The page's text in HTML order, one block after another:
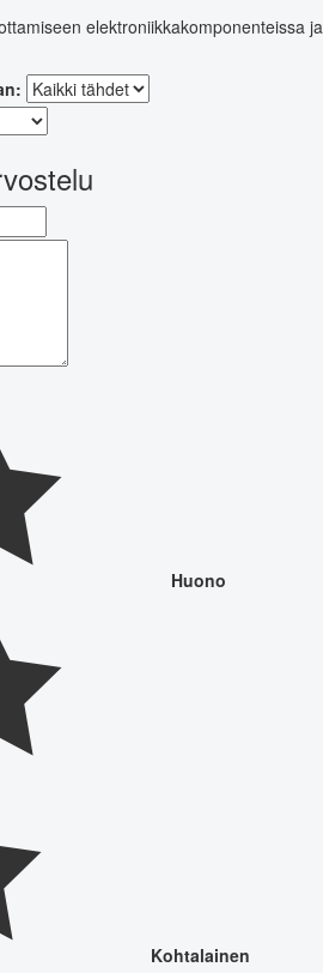
elektroniikkakomponenteissa ja
Huono
Kohtalainen